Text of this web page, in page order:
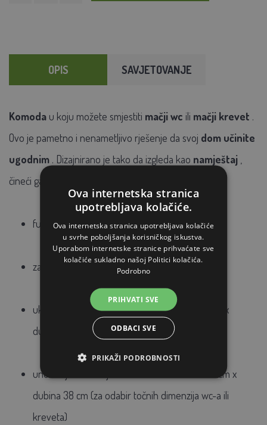
OPIS SAVJETOVANJE
Komoda u koju možete smjestiti mačji wc ili mačji krevet .
Ovo je pametno i nenametljivo rješenje da svoj dom učinite
ugodnim . Dizajnirano je tako da izgleda kao namještaj
čineći ga dijelom vašeg
funkcionalni drveni ormar
za postavljanje mačjeg ležaja ili WC-a
ukupne dimenzije: visina 65 cm x dužina 64 cm x
dubina 46 cm
unutarnje dimenzije: visina 40 cm x dužina 54 cm x
dubina 38 cm (za odabir točnih dimenzija wc-a ili
kreveta)
Ova internetska stranica
upotrebljava kolačiće.
Ova internetska stranica upotrebljava kolačiće
u svrhe poboljšanja korisničkog iskustva.
Uporabom internetske stranice prihvaćate sve
kolačiće sukladno našoj Politici kolačića.
Podrobno
PRIHVATI SVE
ODBACI SVE
PRIKAŽI PODROBNOSTI